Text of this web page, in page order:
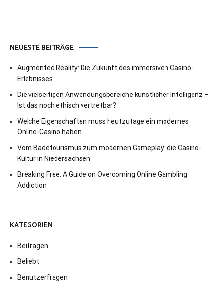
NEUESTE BEITRÄGE
Augmented Reality: Die Zukunft des immersiven Casino-
Erlebnisses
Die vielseitigen Anwendungsbereiche künstlicher Intelligenz –
Ist das noch ethisch vertretbar?
Welche Eigenschaften muss heutzutage ein modernes
Online-Casino haben
Vom Badetourismus zum modernen Gameplay: die Casino-
Kultur in Niedersachsen
Breaking Free: A Guide on Overcoming Online Gambling
Addiction
KATEGORIEN
Beitragen
Beliebt
Benutzerfragen